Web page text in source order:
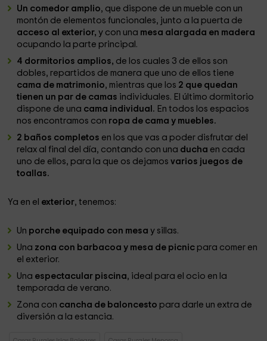
Un comedor amplio, que dispone de un mueble con un
montón de elementos funcionales, junto a la puerta de
acceso al exterior,y con una mesa alargada en madera
ocupando la parte principal.
4 dormitorios amplios, de los cuales 3 de ellos son
dobles, repartidos de manera que uno de ellos tiene
cama de matrimonio, mientras que los 2 que quedan
tienen un par de camas individuales. El último dormitorio
dispone de una cama individual. En todos los espacios
nos encontramos con ropa de cama y muebles.
2 baños completos en los que vas a poder disfrutar del
relax al final del día, contando con una ducha en cada
uno de ellos, para la que os dejamos varios juegos de
toallas.
Ya en el exterior, tenemos:
Un porche equipado con mesay sillas.
Una zona con barbacoa y mesa de picnic para comer en
el exterior.
Una espectacular piscina, ideal para el ocio en la
temporada de verano.
Zona con cancha de baloncesto para darle un extra de
diversión a la estancia.